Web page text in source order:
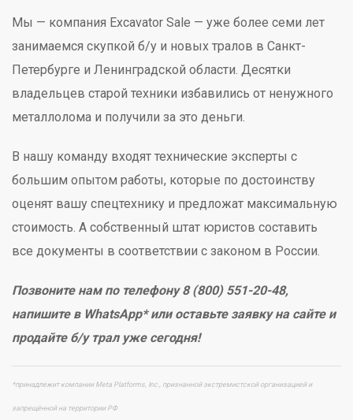
Мы — компания Excavator Sale — уже более семи лет
занимаемся скупкой б/у и новых тралов в Санкт-
Петербурге и Ленинградской области. Десятки
владельцев старой техники избавились от ненужного
металлолома и получили за это деньги.
В нашу команду входят технические эксперты с
большим опытом работы, которые по достоинству
оценят вашу спецтехнику и предложат максимальную
стоимость. А собственный штат юристов составить
все документы в соответствии с законом в России.
Позвоните нам по телефону 8 (800) 551-20-48,
напишите в WhatsApp* или оставьте заявку на сайте и
продайте б/у трал уже сегодня!
*принадлежит компании Meta Platforms, Inc., признанной экстремистской организацией и
запрещённой на территории РФ